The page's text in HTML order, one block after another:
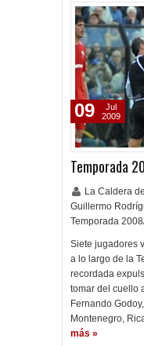
Temporada
La Caldera
Guillermo
Temporada
Siete jugadores
a lo largo de la
recordada
tomar del cuello
Fernando
Montenegro,
más »
09
Jul
2009